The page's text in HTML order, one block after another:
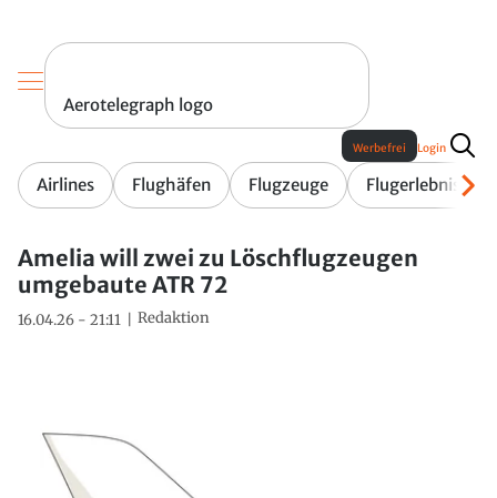
Aerotelegraph logo
Airlines Flughäfen Flugzeuge Flugerlebnis
Werbefrei Login
Amelia will zwei zu Löschflugzeugen
umgebaute ATR 72
16.04.26 - 21:11 Redaktion